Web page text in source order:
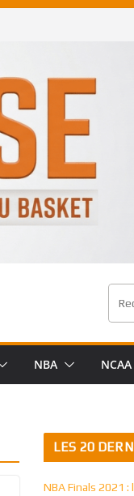
NBA NCAA
LES 20
NBA Finals 2021 :